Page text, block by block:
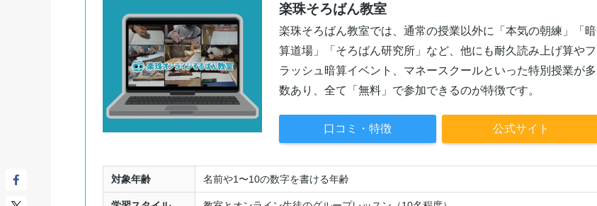
楽珠そろばん教室
楽珠そろばん教室では、通常の授業以外に「本気の朝練」「暗
算道場」「そろばん研究所」など、他にも耐久読み上げ算やフ
ラッシュ暗算イベント、マネースクールといった特別授業が多
数あり、全て「無料」で参加できるのが特徴です。
口コミ・特徴 公式サイト
対象年齢 名前や1〜10の数字を書ける年齢